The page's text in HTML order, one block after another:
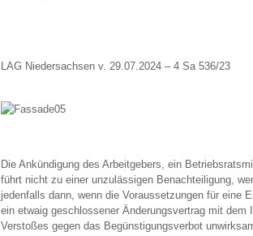
LAG Niedersachsen v. 29.07.2024 – 4 Sa 536/23
Die Ankündigung des Arbeitgebers, ein
führt nicht zu einer unzulässigen Benachteiligung,
jedenfalls dann, wenn die Voraussetzungen für eine
ein etwaig geschlossener Änderungsvertrag mit dem
Verstoßes gegen das Begünstigungsverbot